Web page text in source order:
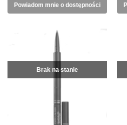
Powiadom mnie o dostępności
Brak na stanie